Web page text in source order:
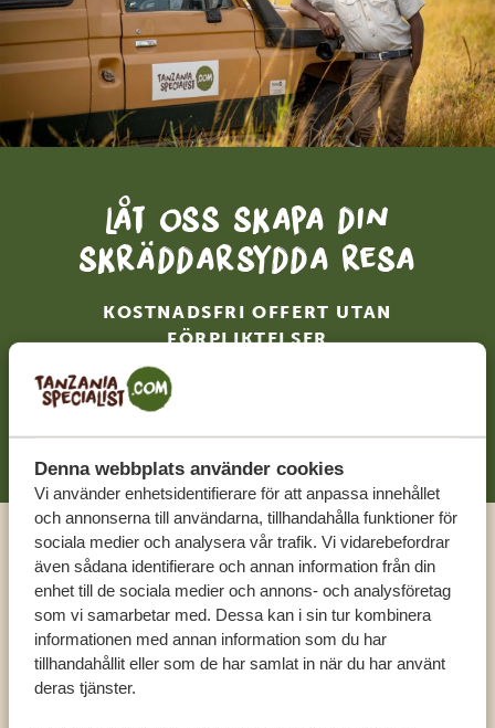
Denna webbplats använder cookies
Vi använder enhetsidentifierare för att anpassa innehållet
och annonserna till användarna, tillhandahålla funktioner för
sociala medier och analysera vår trafik. Vi vidarebefordrar
även sådana identifierare och annan information från din
enhet till de sociala medier och annons- och analysföretag
som vi samarbetar med. Dessa kan i sin tur kombinera
informationen med annan information som du har
tillhandahållit eller som de har samlat in när du har använt
deras tjänster.
Låt oss skapa din
skräddarsydda resa
KOSTNADSFRI OFFERT UTAN
FÖRPLIKTELSER
Ring en expert
FÅ PERSONLIG RÅDGIVNING FRÅN VÅRA
EXPERTER